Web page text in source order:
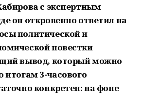
с экспертным
он откровенно ответил на
политической и
повестки
вывод, который можно
итогам 3-часового
конкретен: на фоне